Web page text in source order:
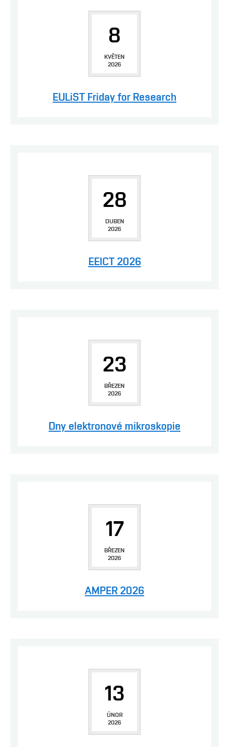
8
KVĚTEN
2026
EULiST Friday for Research
28
DUBEN
2026
EEICT 2026
23
BŘEZEN
2026
Dny elektronové mikroskopie
17
BŘEZEN
2026
AMPER 2026
13
ÚNOR
2026